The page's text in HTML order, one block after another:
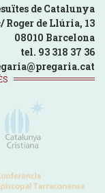
de Catalunya
Roger de Llúria, 13
08010 Barcelona
tel. 93 318 37 36